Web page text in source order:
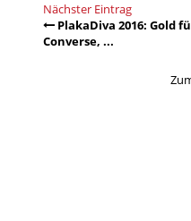
Nächster Eintrag
PlakaDiva 2016: Gold
Converse, ...